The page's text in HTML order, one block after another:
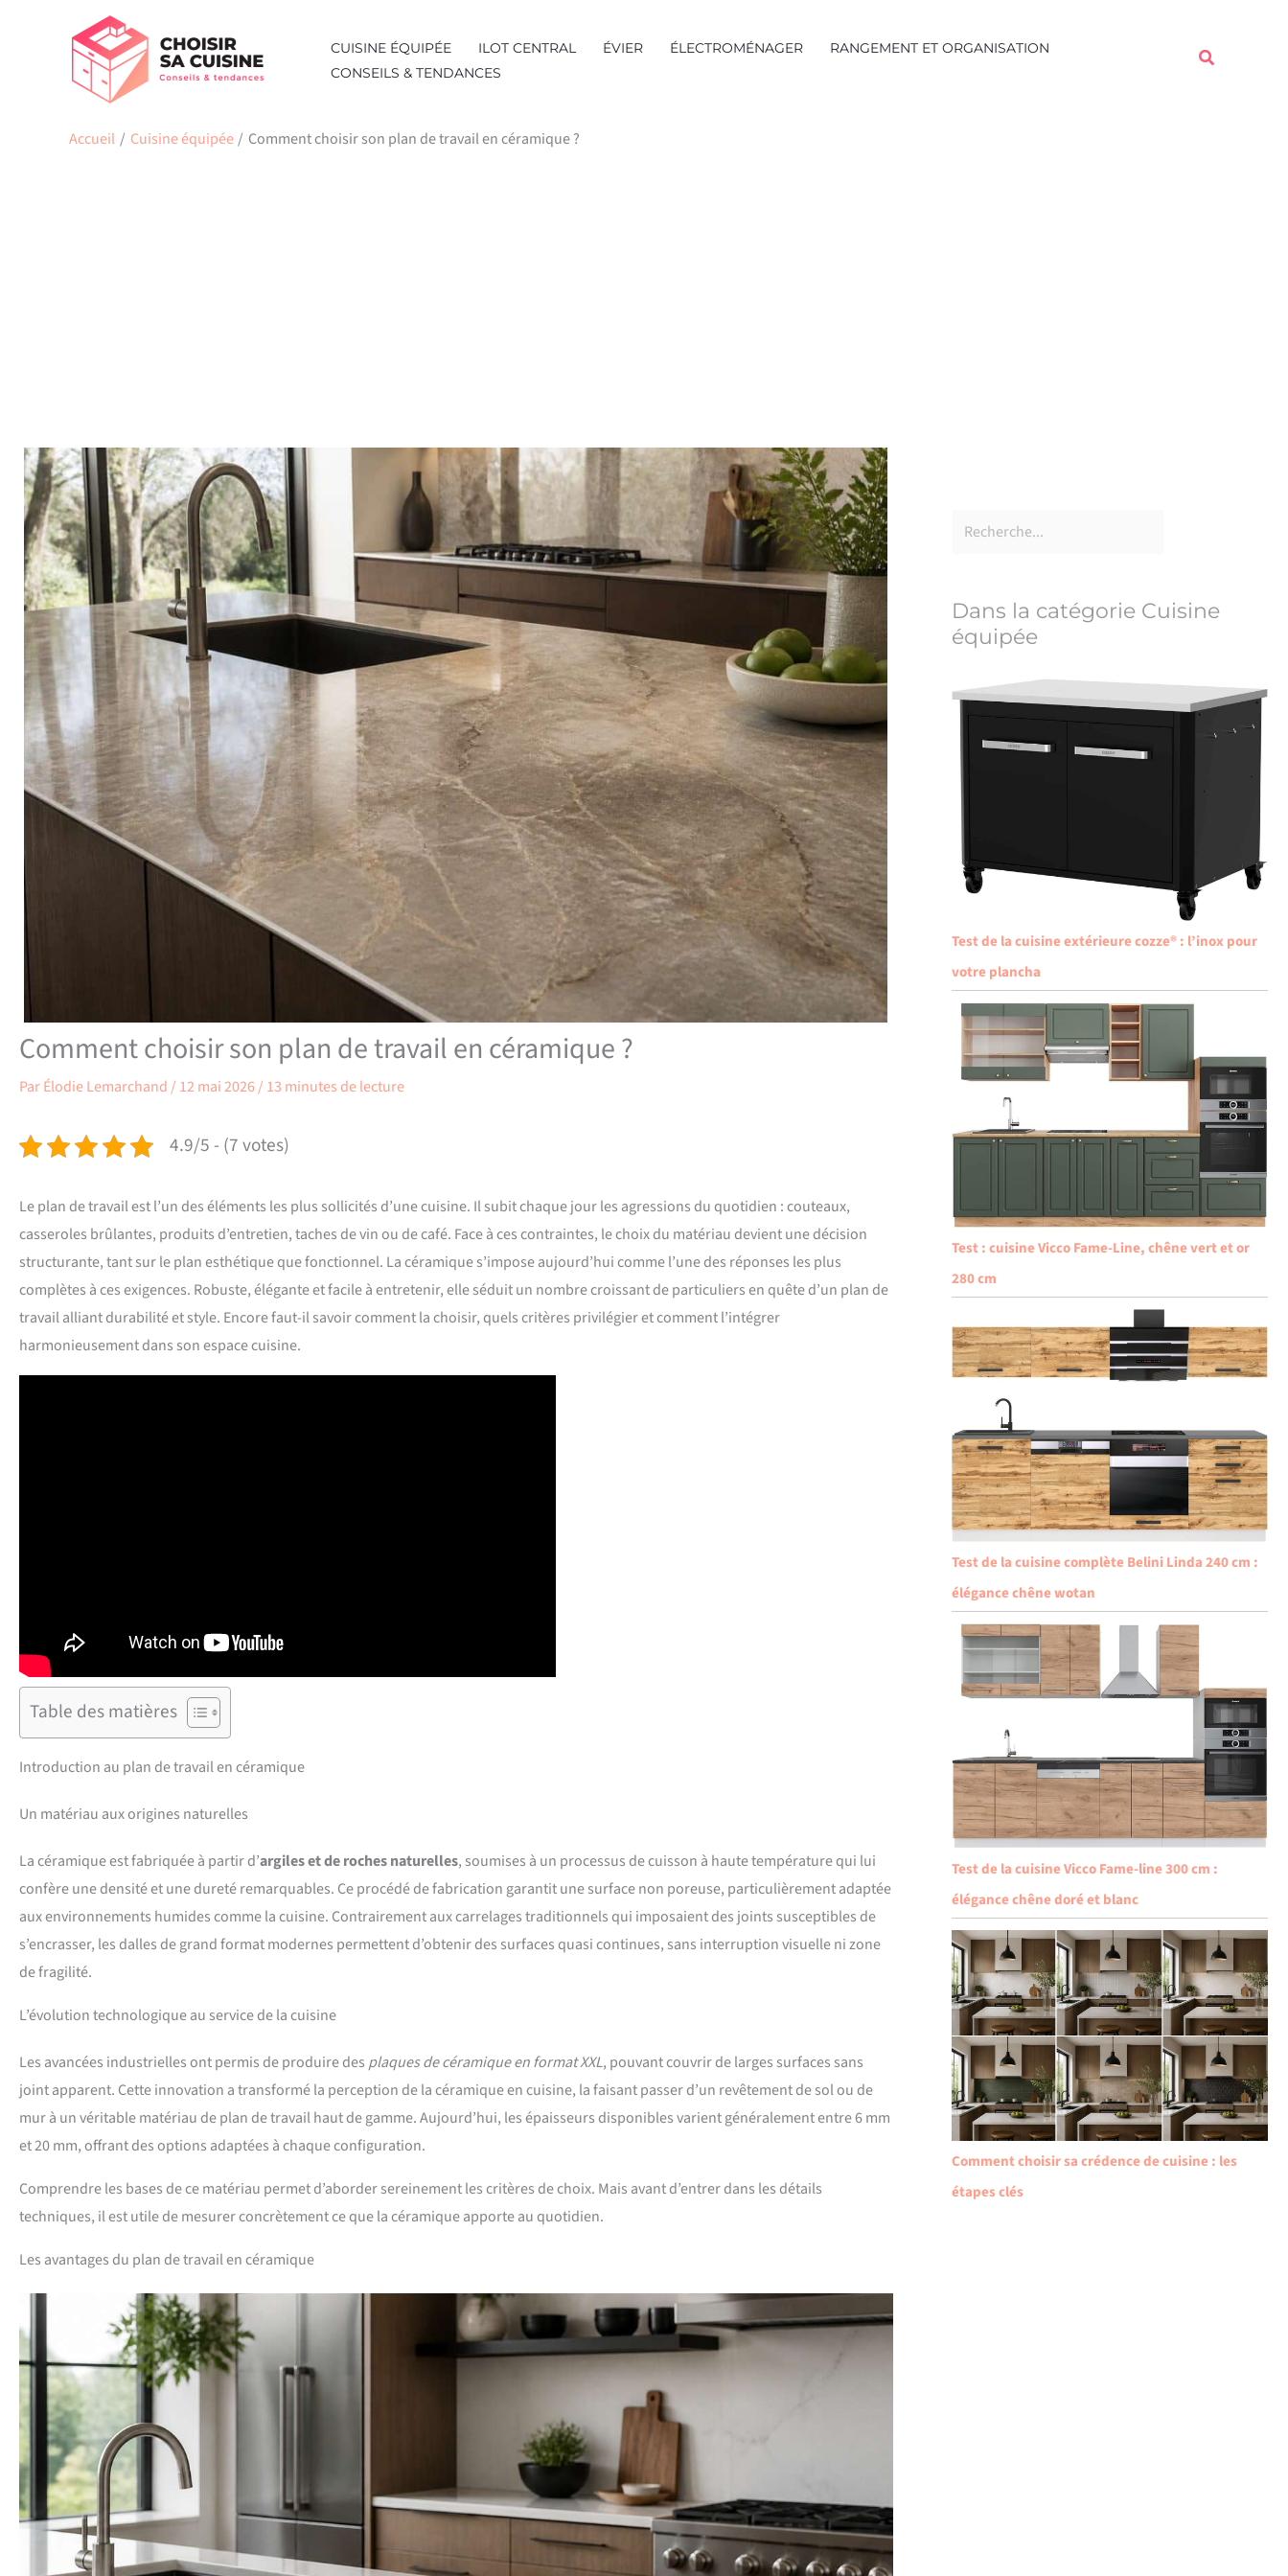
CUISINE ÉQUIPÉE ILOT CENTRAL ÉVIER ÉLECTROMÉNAGER
RANGEMENT ET ORGANISATION
CONSEILS & TENDANCES
Rechercher
Accueil Cuisine équipée Comment choisir son plan de travail en céramique ?
Comment choisir son plan de travail en céramique ?
ParÉlodie Lemarchand/ 12 mai 2026/ 13 minutes de lecture
4.9/5 - (7 votes)
Le plan de travail est l’un des éléments les plus sollicités d’une cuisine. Il subit chaque jour les agressions du quotidien : couteaux,
casseroles brûlantes, produits d’entretien, taches de vin ou de café. Face à ces contraintes, le choix du matériau devient une décision
structurante, tant sur le plan esthétique que fonctionnel. La céramique s’impose aujourd’hui comme l’une des réponses les plus
complètes à ces exigences. Robuste, élégante et facile à entretenir, elle séduit un nombre croissant de particuliers en quête d’un plan de
travail alliant durabilité et style. Encore faut-il savoir comment la choisir, quels critères privilégier et comment l’intégrer
harmonieusement dans son espace cuisine.
Table des matières
Introduction au plan de travail en céramique
Un matériau aux origines naturelles
La céramique est fabriquée à partir d’argiles et de roches naturelles, soumises à un processus de cuisson à haute température qui lui
confère une densité et une dureté remarquables. Ce procédé de fabrication garantit une surface non poreuse, particulièrement adaptée
aux environnements humides comme la cuisine. Contrairement aux carrelages traditionnels qui imposaient des joints susceptibles de
s’encrasser, les dalles de grand format modernes permettent d’obtenir des surfaces quasi continues, sans interruption visuelle ni zone
de fragilité.
L’évolution technologique au service de la cuisine
Les avancées industrielles ont permis de produire des plaques de céramique en format XXL, pouvant couvrir de larges surfaces sans
joint apparent. Cette innovation a transformé la perception de la céramique en cuisine, la faisant passer d’un revêtement de sol ou de
mur à un véritable matériau de plan de travail haut de gamme. Aujourd’hui, les épaisseurs disponibles varient généralement entre 6 mm
et 20 mm, offrant des options adaptées à chaque configuration.
Comprendre les bases de ce matériau permet d’aborder sereinement les critères de choix. Mais avant d’entrer dans les détails
techniques, il est utile de mesurer concrètement ce que la céramique apporte au quotidien.
Les avantages du plan de travail en céramique
Dans la catégorie Cuisine
équipée
Test de la cuisine extérieure cozze® : l’inox pour
votre plancha
Test : cuisine Vicco Fame-Line, chêne vert et or
280 cm
Test de la cuisine complète Belini Linda 240 cm :
élégance chêne wotan
Test de la cuisine Vicco Fame-line 300 cm :
élégance chêne doré et blanc
Comment choisir sa crédence de cuisine : les
étapes clés